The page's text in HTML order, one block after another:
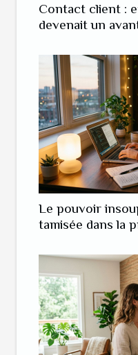
Contact client :
devenait un
Le pouvoir
tamisée dans la